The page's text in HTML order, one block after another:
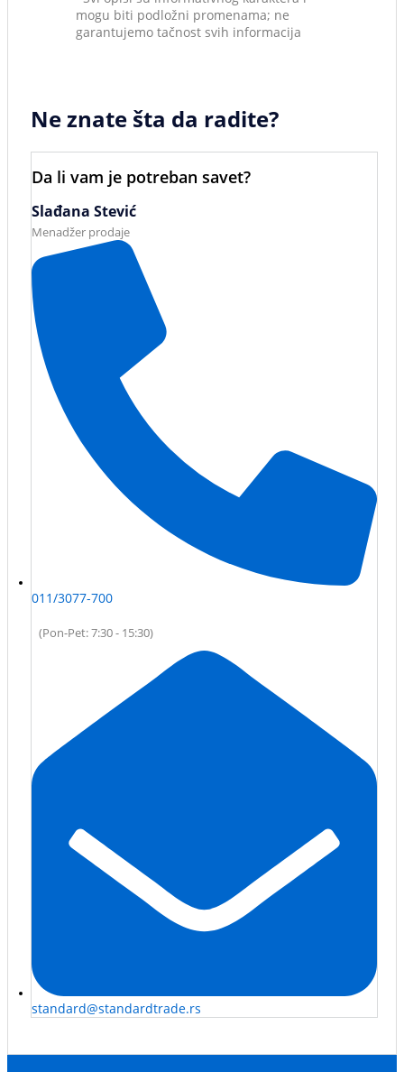
mogu biti podložni promenama; ne
garantujemo tačnost svih informacija
Ne znate šta da radite?
Da li vam je potreban savet?
Slađana Stević
Menadžer prodaje
011/3077-700
(Pon-Pet: 7:30 - 15:30)
standard@standardtrade.rs